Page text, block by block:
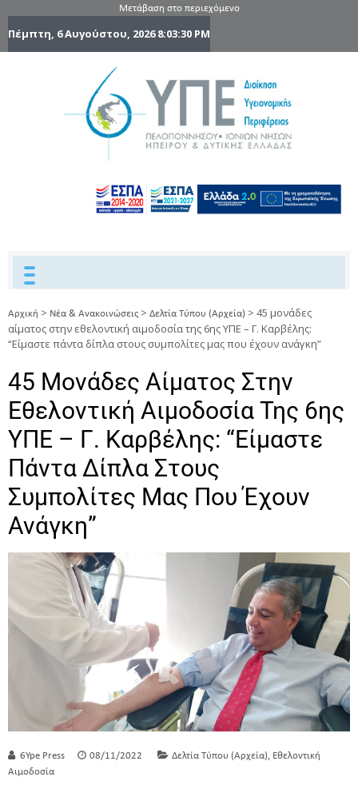
Μετάβαση στο περιεχόμενο
Πέμπτη, 6 Αυγούστου, 20268:03:32 PM
Ηπείρου
Δυτικής
Ελλάδας
Αρχική > Νέα & Ανακοινώσεις > Δελτία Τύπου (Αρχεία) > 45 μονάδες
αίματος στην εθελοντική αιμοδοσία της 6ης ΥΠΕ – Γ. Καρβέλης:
“Είμαστε πάντα δίπλα στους συμπολίτες μας που έχουν ανάγκη”
45 Μονάδες Αίματος Στην
Εθελοντική Αιμοδοσία Της 6ης
ΥΠΕ – Γ. Καρβέλης: “Είμαστε
Πάντα Δίπλα Στους
Συμπολίτες Μας Που Έχουν
Ανάγκη”
6Ype Press 08/11/2022 Δελτία Τύπου (Αρχεία), Εθελοντική
Αιμοδοσία